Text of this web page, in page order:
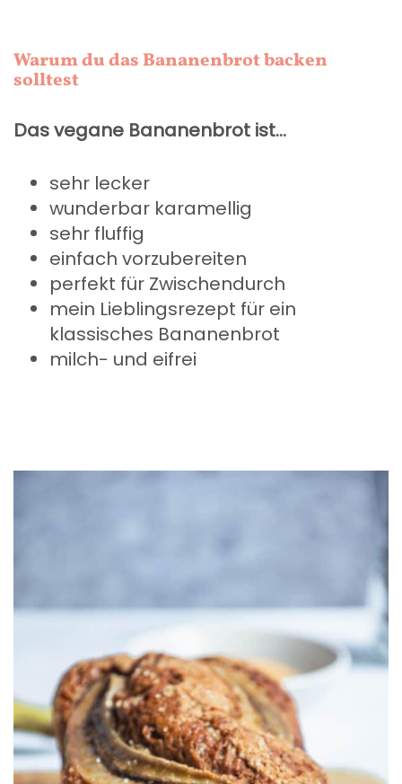
Warum du das Bananenbrot backen
solltest
Das vegane Bananenbrot ist…
sehr lecker
wunderbar karamellig
sehr fluffig
einfach vorzubereiten
perfekt für Zwischendurch
mein Lieblingsrezept für ein
klassisches Bananenbrot
milch- und eifrei